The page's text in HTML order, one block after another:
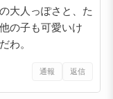
大人っぽさと、た
の子も可愛いけ
わ。
通報 返信